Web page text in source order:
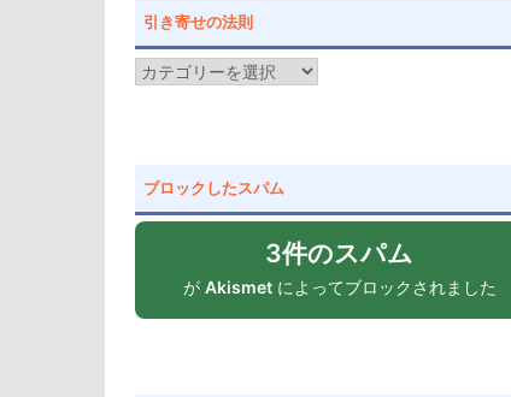
引き寄せの法則
引
ブロックしたスパム
3件のスパム
が Akismetによってブロックされました